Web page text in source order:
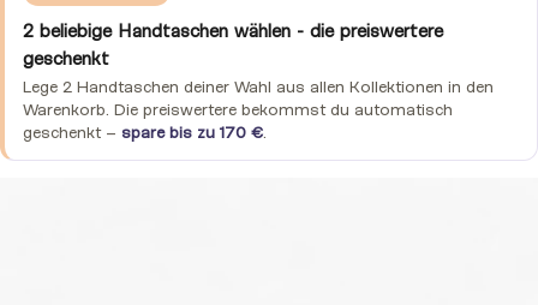
2 beliebige Handtaschen wählen - die preiswertere
geschenkt
Lege 2 Handtaschen deiner Wahl aus allen Kollektionen in den
Warenkorb. Die preiswertere bekommst du automatisch
geschenkt – spare bis zu 170 €